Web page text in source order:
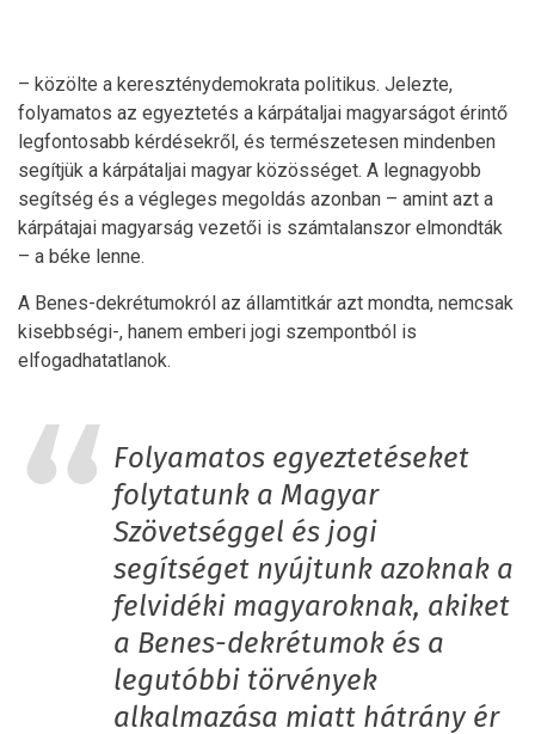
– közölte a kereszténydemokrata politikus. Jelezte,
folyamatos az egyeztetés a kárpátaljai magyarságot érintő
legfontosabb kérdésekről, és természetesen mindenben
segítjük a kárpátaljai magyar közösséget. A legnagyobb
segítség és a végleges megoldás azonban – amint azt a
kárpátajai magyarság vezetői is számtalanszor elmondták
– a béke lenne.
A Benes-dekrétumokról az államtitkár azt mondta, nemcsak
kisebbségi-, hanem emberi jogi szempontból is
elfogadhatatlanok.
Folyamatos egyeztetéseket
folytatunk a Magyar
Szövetséggel és jogi
segítséget nyújtunk azoknak a
felvidéki magyaroknak, akiket
a Benes-dekrétumok és a
legutóbbi törvények
alkalmazása miatt hátrány ér